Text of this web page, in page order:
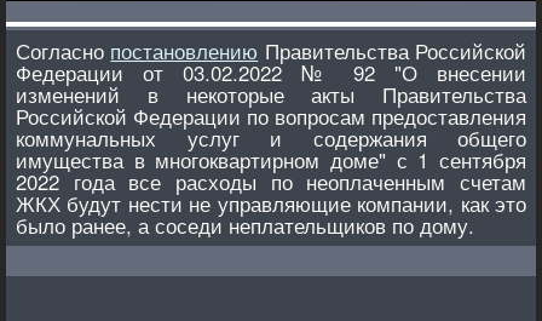
Согласно постановлению Правительства Российской
Федерации от 03.02.2022 № 92 "О внесении
изменений в некоторые акты Правительства
Российской Федерации по вопросам предоставления
коммунальных услуг и содержания общего
имущества в многоквартирном доме" с 1 сентября
2022 года все расходы по неоплаченным счетам
ЖКХ будут нести не управляющие компании, как это
было ранее, а соседи неплательщиков по дому.